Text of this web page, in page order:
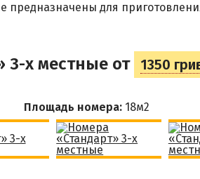
предназначены для
3-х местные от 1350
Площадь номера: 18м2